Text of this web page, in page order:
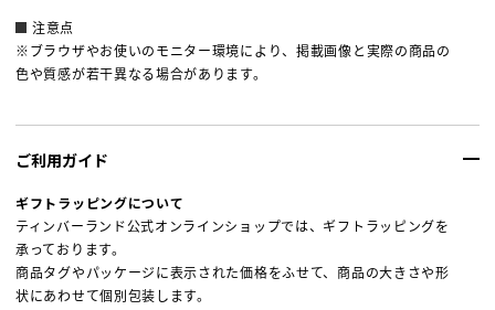
注意点
※ブラウザやお使いのモニター環境により、掲載画像と実際の商品の
色や質感が若干異なる場合があります。
ご利用ガイド
ギフトラッピングについて
ティンバーランド公式オンラインショップでは、ギフトラッピングを
承っております。
商品タグやパッケージに表示された価格をふせて、商品の大きさや形
状にあわせて個別包装します。